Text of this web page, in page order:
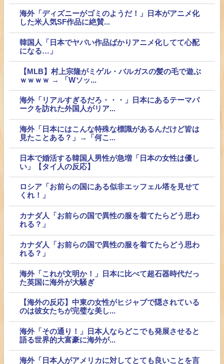
海外「ディズニーがゴミのようだ！」日本がアニメ化
した米人気SF作品に絶賛...
韓国人「日本でヤバい作品ばかりアニメ化してて心配
になる…」
【MLB】村上宗隆がミゲル・バルガスの髪の毛で遊ぶ
ｗｗｗｗ → 「Wソッ...
海外「リアルすぎるだろ・・・」日本にあるテーマパ
ークを訪れた外国人がリア...
海外「日本にはこんな特殊な標識があるんだけど皆は
見たことある？」→「何こ...
日本で婚活する韓国人男性が急増「日本の女性は優し
い」【タイ人の反応】
ロシア「お前らの国にある似非エッフェル塔を見せて
くれ！」
カナダ人「お前らの国で異性の服を着てたらどう思わ
れる？」
カナダ人「お前らの国で異性の服を着てたらどう思わ
れる？」
海外「これが文明か！」日本に比べて超石器時代だっ
た英国に海外が大騒ぎ
【海外の反応】中東の女性がヒジャブで隠されている
のは彼女たちが完璧な美し...
海外「その通り！」日本人ならどこでも発展させると
語る世界的大富豪に海外が...
海外「日本人がアメリカに対してとても良いことを言